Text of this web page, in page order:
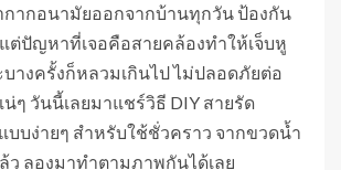
กากอนามัยออกจากบ้านทุกวัน ป้องกัน
ต่ปัญหาที่เจอคือสายคล้องทำให้เจ็บหู
บางครั้งก็หลวมเกินไป ไม่ปลอดภัยต่อ
ๆ วันนี้เลยมาแชร์วิธี DIY สายรัด
บง่ายๆ สำหรับใช้ชั่วคราว จากขวดน้ำ
ลองมาทำตามภาพกันได้เลย